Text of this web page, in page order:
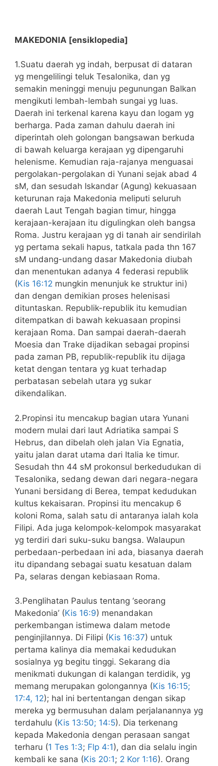
MAKEDONIA [ensiklopedia]
1.Suatu daerah yg indah, berpusat di dataran
yg mengelilingi teluk Tesalonika, dan yg
semakin meninggi menuju pegunungan Balkan
mengikuti lembah-lembah sungai yg luas.
Daerah ini terkenal karena kayu dan logam yg
berharga. Pada zaman dahulu daerah ini
diperintah oleh golongan bangsawan berkuda
di bawah keluarga kerajaan yg dipengaruhi
helenisme. Kemudian raja-rajanya menguasai
pergolakan-pergolakan di Yunani sejak abad 4
sM, dan sesudah Iskandar (Agung) kekuasaan
keturunan raja Makedonia meliputi seluruh
daerah Laut Tengah bagian timur, hingga
kerajaan-kerajaan itu digulingkan oleh bangsa
Roma. Justru kerajaan yg di tanah air sendirilah
yg pertama sekali hapus, tatkala pada thn 167
sM undang-undang dasar Makedonia diubah
dan menentukan adanya 4 federasi republik
(Kis 16:12 mungkin menunjuk ke struktur ini)
dan dengan demikian proses helenisasi
dituntaskan. Republik-republik itu kemudian
ditempatkan di bawah kekuasaan propinsi
kerajaan Roma. Dan sampai daerah-daerah
Moesia dan Trake dijadikan sebagai propinsi
pada zaman PB, republik-republik itu dijaga
ketat dengan tentara yg kuat terhadap
perbatasan sebelah utara yg sukar
dikendalikan.
2.Propinsi itu mencakup bagian utara Yunani
modern mulai dari laut Adriatika sampai S
Hebrus, dan dibelah oleh jalan Via Egnatia,
yaitu jalan darat utama dari Italia ke timur.
Sesudah thn 44 sM prokonsul berkedudukan di
Tesalonika, sedang dewan dari negara-negara
Yunani bersidang di Berea, tempat kedudukan
kultus kekaisaran. Propinsi itu mencakup 6
koloni Roma, salah satu di antaranya ialah kola
Filipi. Ada juga kelompok-kelompok masyarakat
yg terdiri dari suku-suku bangsa. Walaupun
perbedaan-perbedaan ini ada, biasanya daerah
itu dipandang sebagai suatu kesatuan dalam
Pa, selaras dengan kebiasaan Roma.
3.Penglihatan Paulus tentang ‘seorang
Makedonia’ (Kis 16:9) menandakan
perkembangan istimewa dalam metode
penginjilannya. Di Filipi (Kis 16:37) untuk
pertama kalinya dia memakai kedudukan
sosialnya yg begitu tinggi. Sekarang dia
menikmati dukungan di kalangan terdidik, yg
memang merupakan golongannya (Kis 16:15;
17:4, 12); hal ini bertentangan dengan sikap
mereka yg bermusuhan dalam perjalanannya yg
terdahulu (Kis 13:50; 14:5). Dia terkenang
kepada Makedonia dengan perasaan sangat
terharu (1 Tes 1:3; Flp 4:1), dan dia selalu ingin
kembali ke sana (Kis 20:1; 2 Kor 1:16). Orang